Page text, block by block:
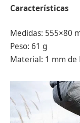
Características
Medidas: 555×80
Peso: 61 g
Material: 1 mm de